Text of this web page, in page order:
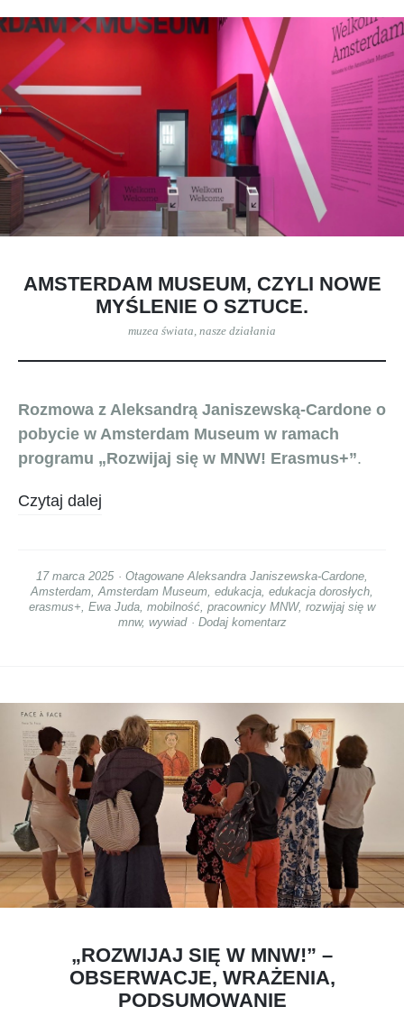
AMSTERDAM MUSEUM, CZYLI NOWE
MYŚLENIE O SZTUCE.
muzea świata, nasze działania
Rozmowa z Aleksandrą Janiszewską-Cardone o
pobycie w Amsterdam Museum w ramach
programu „Rozwijaj się w MNW! Erasmus+”.
Czytaj dalej
17 marca 2025 OtagowaneAleksandra Janiszewska-Cardone,
Amsterdam,Amsterdam Museum, edukacja, edukacja dorosłych,
erasmus+, Ewa Juda, mobilność, pracownicy MNW, rozwijaj się w
mnw, wywiad Dodaj komentarz
„ROZWIJAJ SIĘ W MNW!” –
OBSERWACJE, WRAŻENIA,
PODSUMOWANIE